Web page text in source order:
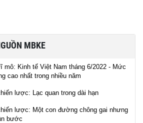
MBKE
mô: Kinh tế Việt Nam tháng 6/2022 - Mức
cao nhất trong nhiều năm
lược: Lạc quan trong dài hạn
lược: Một con đường chông gai nhưng
bước